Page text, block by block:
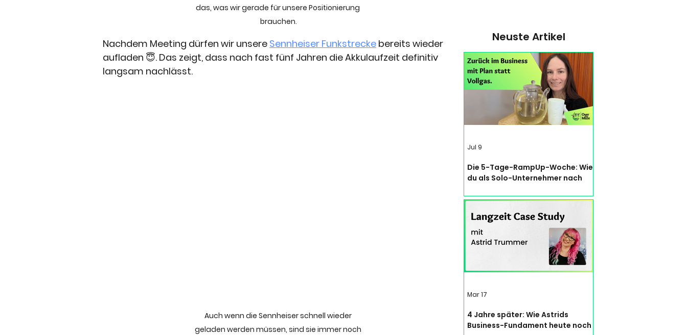
das, was wir gerade für unsere Positionierung
brauchen.
Nachdem Meeting dürfen wir unsere Sennheiser Funkstrecke bereits wieder
aufladen 😇. Das zeigt, dass nach fast fünf Jahren die Akkulaufzeit definitiv
langsam nachlässt.
Auch wenn die Sennheiser schnell wieder
geladen werden müssen, sind sie immer noch
Neuste Artikel
Die 5-Tage-RampUp-Woche: Wie
du als Solo-Unternehmer nach
fasst – ohne dich neu
auszubrennen
Jul 9
4 Jahre später: Wie Astrids
Business-Fundament heute noch
Mar 17